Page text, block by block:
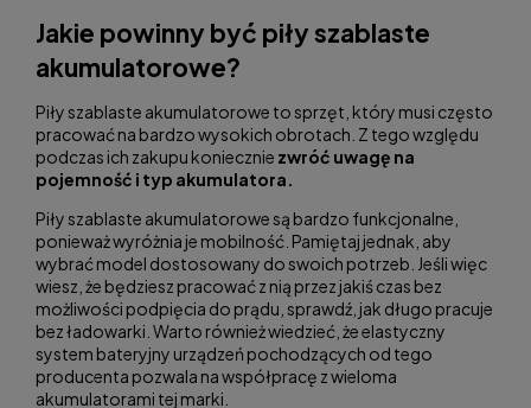
Jakie powinny być piły szablaste
akumulatorowe?
Piły szablaste akumulatorowe to sprzęt, który musi często
pracować na bardzo wysokich obrotach. Z tego względu
podczas ich zakupu koniecznie zwróć uwagę na
pojemność i typ akumulatora.
Piły szablaste akumulatorowe są bardzo funkcjonalne,
ponieważ wyróżnia je mobilność. Pamiętaj jednak, aby
wybrać model dostosowany do swoich potrzeb. Jeśli więc
wiesz, że będziesz pracować z nią przez jakiś czas bez
możliwości podpięcia do prądu, sprawdź, jak długo pracuje
bez ładowarki. Warto również wiedzieć, że elastyczny
system bateryjny urządzeń pochodzących od tego
producenta pozwala na współpracę z wieloma
akumulatorami tej marki.